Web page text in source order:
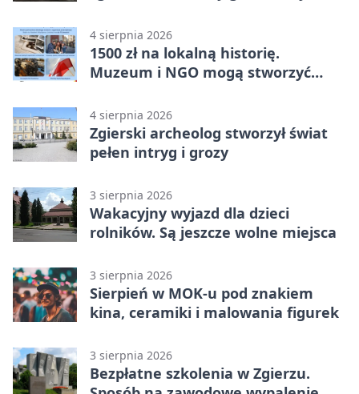
4 sierpnia 2026
1500 zł na lokalną historię.
Muzeum i NGO mogą stworzyć
4 sierpnia 2026
Zgierski archeolog stworzył świat
pełen intryg i grozy
3 sierpnia 2026
Wakacyjny wyjazd dla dzieci
rolników. Są jeszcze wolne miejsca
3 sierpnia 2026
Sierpień w MOK-u pod znakiem
kina, ceramiki i malowania figurek
3 sierpnia 2026
Bezpłatne szkolenia w Zgierzu.